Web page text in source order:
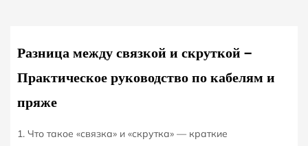
Разница между связкой и скруткой —
Практическое руководство по кабелям и
пряже
1. Что такое «связка» и «скрутка» — краткие